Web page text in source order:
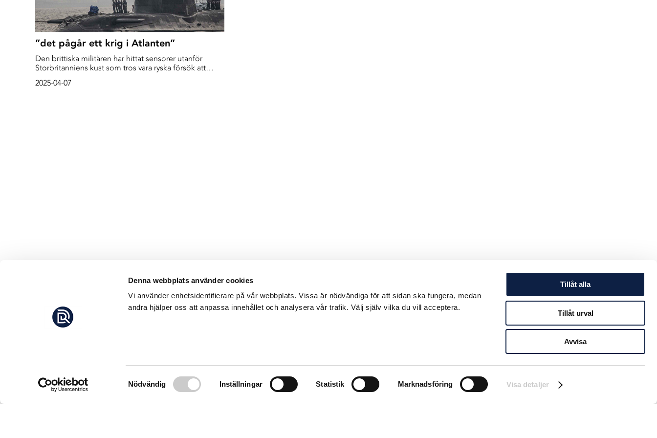
Denna webbplats använder cookies
Vi använder enhetsidentifierare på vår webbplats. Vissa är nödvändiga för att sidan ska fungera, medan
andra hjälper oss att anpassa innehållet och analysera vår trafik. Välj själv vilka du vill acceptera.
Samtyckesval
Nödvändig Inställningar Statistik Marknadsföring Visa detaljer
Tillåt alla
Tillåt urval
Avvisa
”det pågår ett krig i Atlanten”
Den brittiska militären har hittat sensorer utanför
Storbritanniens kust som tros vara ryska försök att
rapporterar The Sunday Times.
2025-04-07